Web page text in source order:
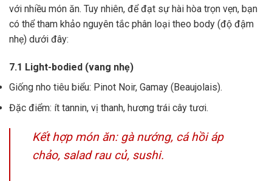
với nhiều món ăn. Tuy nhiên, để đạt sự hài hòa trọn vẹn, bạn
có thể tham khảo nguyên tắc phân loại theo body (độ đậm
nhẹ) dưới đây:
7.1 Light-bodied (vang nhẹ)
Giống nho tiêu biểu: Pinot Noir, Gamay (Beaujolais).
Đặc điểm: ít tannin, vị thanh, hương trái cây tươi.
Kết hợp món ăn: gà nướng, cá hồi áp
chảo, salad rau củ, sushi.